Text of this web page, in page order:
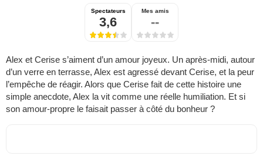
Spectateurs
3,6
Mes amis
--
Alex et Cerise s’aiment d’un amour joyeux. Un après-midi, autour
d’un verre en terrasse, Alex est agressé devant Cerise, et la peur
l’empêche de réagir. Alors que Cerise fait de cette histoire une
simple anecdote, Alex la vit comme une réelle humiliation. Et si
son amour-propre le faisait passer à côté du bonheur ?